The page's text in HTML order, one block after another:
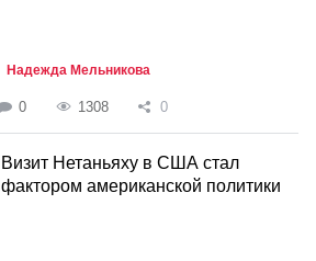
Надежда Мельникова
0 1308 0
Визит Нетаньяху в США стал
фактором американской политики